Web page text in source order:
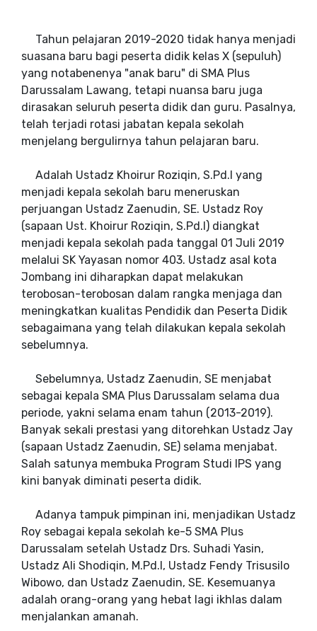
Tahun pelajaran 2019-2020 tidak hanya menjadi
suasana baru bagi peserta didik kelas X (sepuluh)
yang notabenenya "anak baru" di SMA Plus
Darussalam Lawang, tetapi nuansa baru juga
dirasakan seluruh peserta didik dan guru. Pasalnya,
telah terjadi rotasi jabatan kepala sekolah
menjelang bergulirnya tahun pelajaran baru.
Adalah Ustadz Khoirur Roziqin, S.Pd.I yang
menjadi kepala sekolah baru meneruskan
perjuangan Ustadz Zaenudin, SE. Ustadz Roy
(sapaan Ust. Khoirur Roziqin, S.Pd.I) diangkat
menjadi kepala sekolah pada tanggal 01 Juli 2019
melalui SK Yayasan nomor 403. Ustadz asal kota
Jombang ini diharapkan dapat melakukan
terobosan-terobosan dalam rangka menjaga dan
meningkatkan kualitas Pendidik dan Peserta Didik
sebagaimana yang telah dilakukan kepala sekolah
sebelumnya.
Sebelumnya, Ustadz Zaenudin, SE menjabat
sebagai kepala SMA Plus Darussalam selama dua
periode, yakni selama enam tahun (2013-2019).
Banyak sekali prestasi yang ditorehkan Ustadz Jay
(sapaan Ustadz Zaenudin, SE) selama menjabat.
Salah satunya membuka Program Studi IPS yang
kini banyak diminati peserta didik.
Adanya tampuk pimpinan ini, menjadikan Ustadz
Roy sebagai kepala sekolah ke-5 SMA Plus
Darussalam setelah Ustadz Drs. Suhadi Yasin,
Ustadz Ali Shodiqin, M.Pd.I, Ustadz Fendy Trisusilo
Wibowo, dan Ustadz Zaenudin, SE. Kesemuanya
adalah orang-orang yang hebat lagi ikhlas dalam
menjalankan amanah.